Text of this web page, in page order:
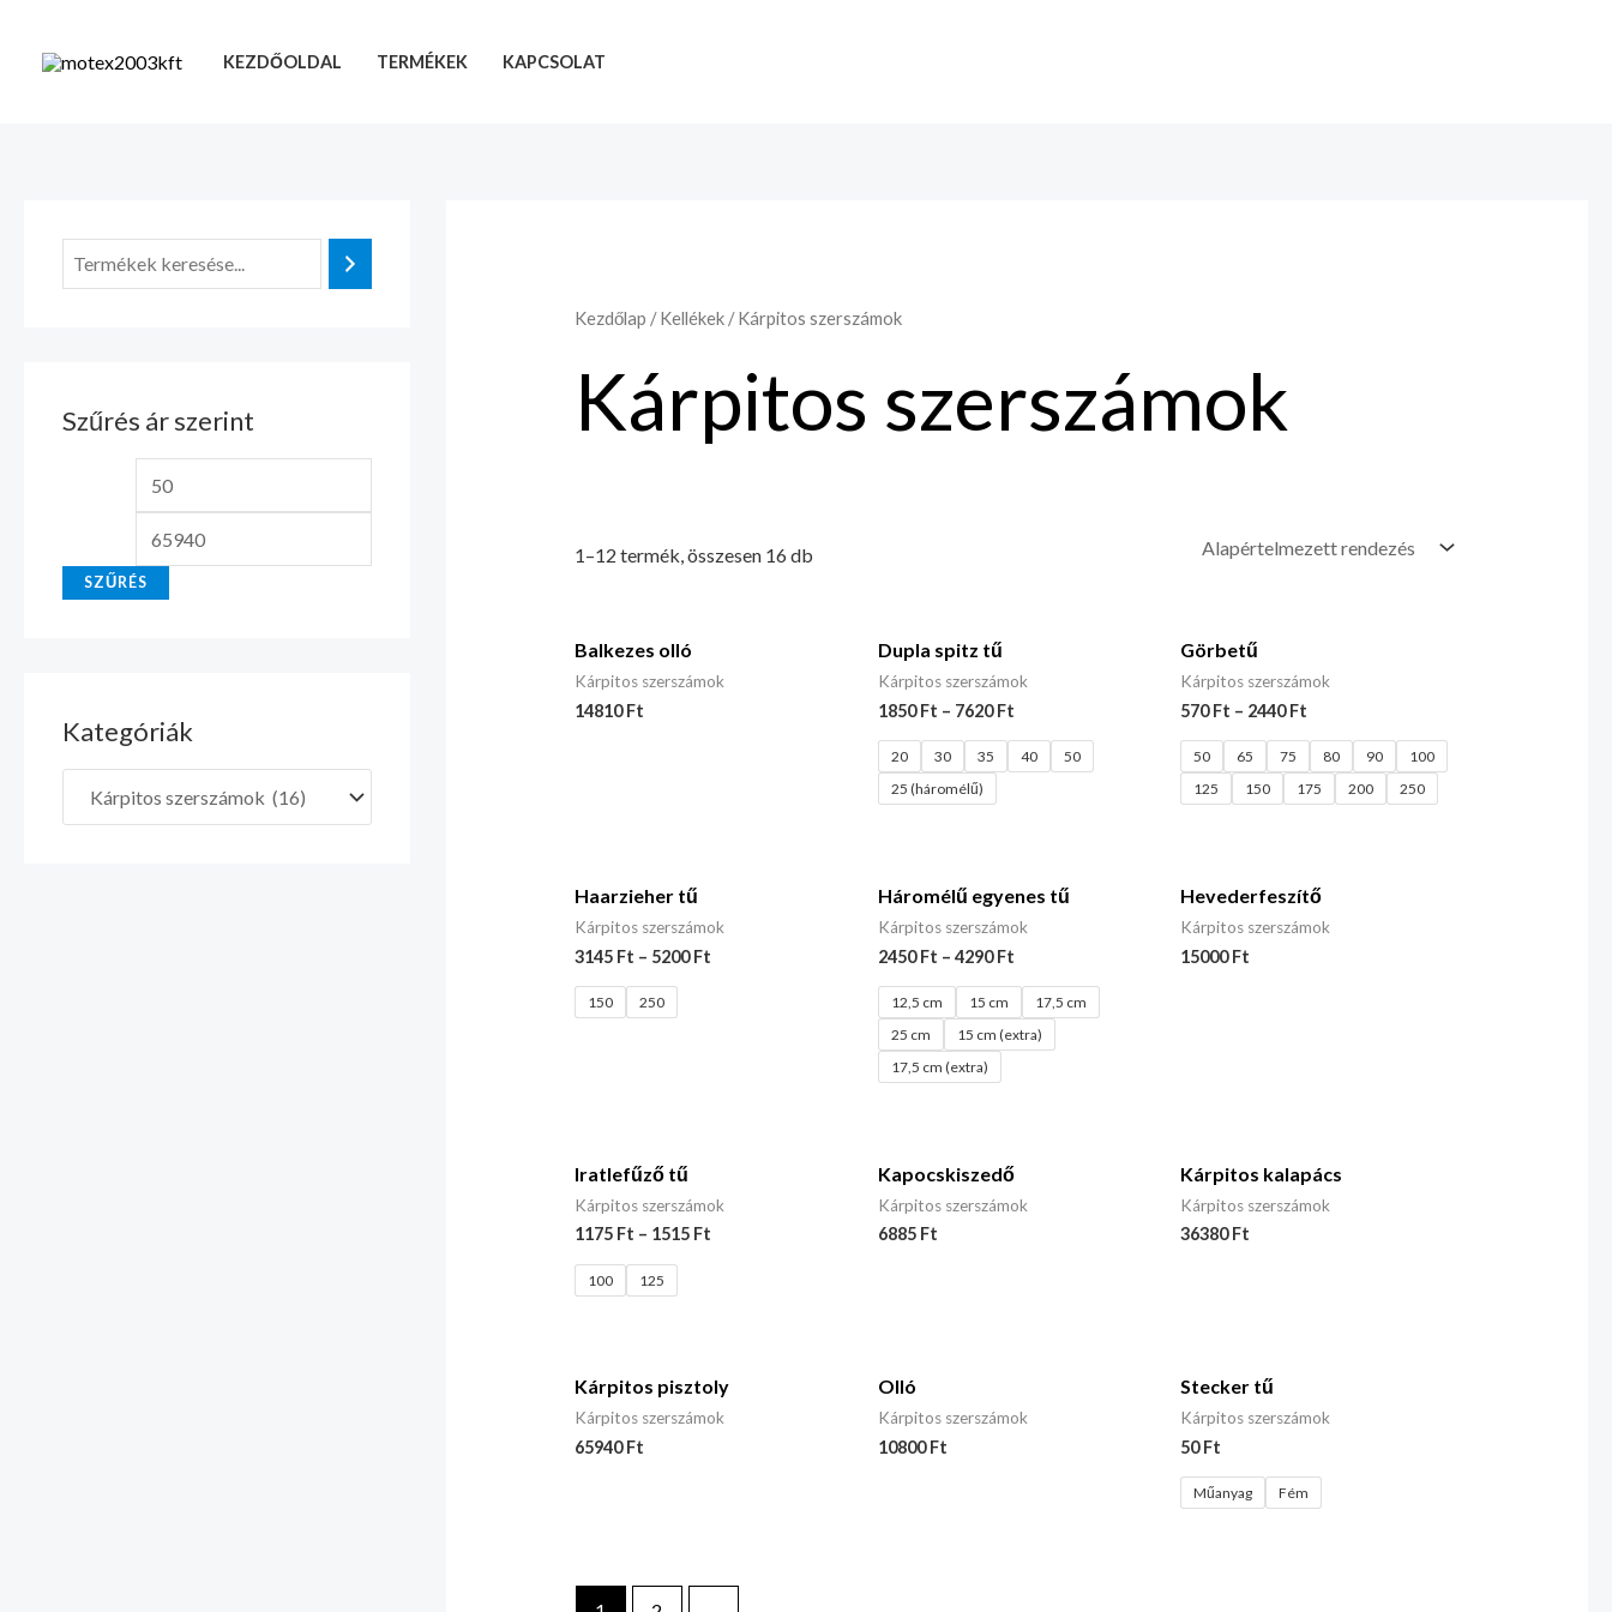
KEZDŐOLDAL TERMÉKEK KAPCSOLAT
Szűrés ár szerint
i
a
SZŰRÉS
Kategóriák
Kezdőlap /Kellékek/ Kárpitos szerszámok
Kárpitos szerszámok
1–12 termék, összesen 16 db
Balkezes olló
Kárpitos szerszámok
14810Ft
Dupla spitz tű
Kárpitos szerszámok
1850Ft – 7620Ft
20 30 35 40
50
25 (háromélű)
Görbetű
Kárpitos szerszámok
570Ft – 2440Ft
50 65 75 80 90
100
125
150 175 200 250
Haarzieher tű
Kárpitos szerszámok
3145 Ft – 5200Ft
150 250
Háromélű egyenes tű
Kárpitos szerszámok
2450Ft – 4290Ft
12,5 cm 15 cm
17,5 cm
25 cm
15 cm (extra)
17,5 cm (extra)
Hevederfeszítő
Kárpitos szerszámok
15000Ft
Iratlefűző tű
Kárpitos szerszámok
1175 Ft – 1515 Ft
100 125
Kapocskiszedő
Kárpitos szerszámok
6885 Ft
Kárpitos kalapács
Kárpitos szerszámok
36380Ft
Kárpitos pisztoly
Kárpitos szerszámok
65940Ft
Olló
Kárpitos szerszámok
10800Ft
Stecker tű
Kárpitos szerszámok
50Ft
Műanyag Fém